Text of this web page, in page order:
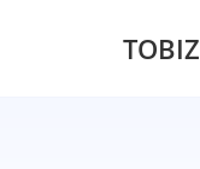
TOBIZ